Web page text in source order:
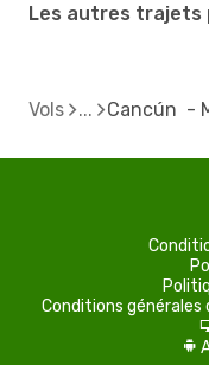
Les autres trajets
Vols Cancún -
Conditions
A